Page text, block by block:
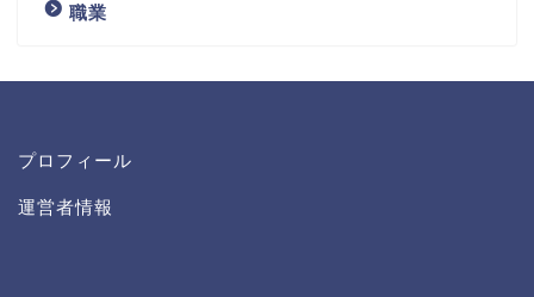
職業
プロフィール
運営者情報